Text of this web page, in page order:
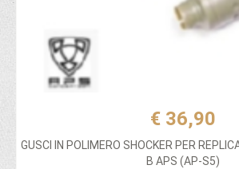
€ 36,90
GUSCI IN POLIMERO SHOCKER PER
B APS (AP-S5)